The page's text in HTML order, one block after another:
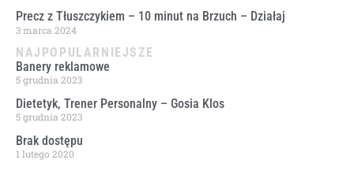
Precz z Tłuszczykiem – 10 minut na Brzuch – Działaj
3 marca 2024
NAJPOPULARNIEJSZE
Banery reklamowe
5 grudnia 2023
Dietetyk, Trener Personalny – Gosia Klos
5 grudnia 2023
Brak dostępu
1 lutego 2020